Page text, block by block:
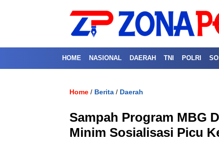
HOME NASIONAL DAERAH TNI POLRI
Home / Berita / Daerah
Sampah Program MBG
Minim Sosialisasi Picu